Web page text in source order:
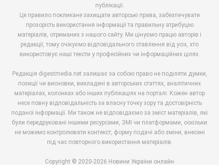
публікації.
Це правило покликане захищати авторські права, забезпечувати
прозорість використання інформації та правильну атрибуцію
матеріалів, отриманих з нашого сайту. Ми цінуємо працю авторів і
редакції, тому очікуємо відповідального ставлення від усіх, хто
використовує наші тексти у професійних чи інформаційних цілях.
Редакція digestmedia.net залишає за собою право не поділяти думки,
позиції чи висновки, викладені в авторських статтях, аналітичних
матеріалах, колонках або інших публікаціях на порталі. Кожен автор
несе повну відповідальність за власну точку зору та достовірність
поданої інформації. Ми також не відповідаємо за зміст матеріалів, які
були передруковані іншими ресурсами, ЗМІ чи платформами, оскільки
не можемо контролювати контекст, форму подачі або зміни, внесені
під час повторного використання матеріалів.
Copyright © 2020-2026 Новини України онлайн